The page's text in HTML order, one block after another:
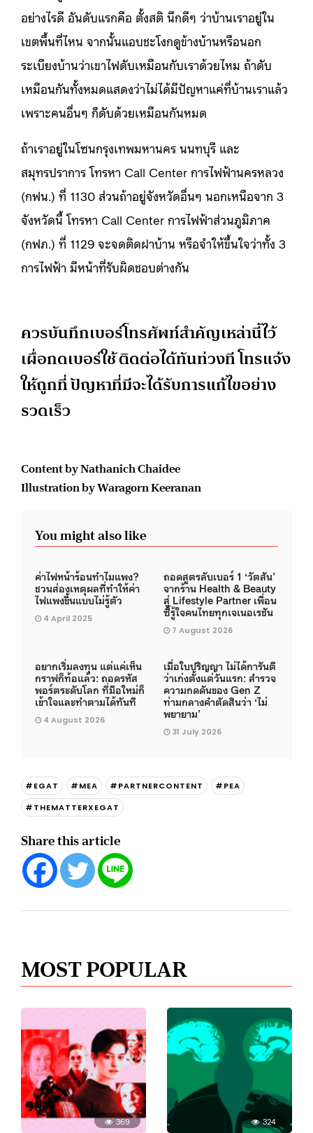
อย่างไรดี อันดับแรกคือ ตั้งสติ นึกดีๆ ว่าบ้านเราอยู่ใน
เขตพื้นที่ไหน จากนั้นแอบชะโงกดูข้างบ้านหรือนอก
ระเบียงบ้านว่าเขาไฟดับเหมือนกับเราด้วยไหม ถ้าดับ
เหมือนกันทั้งหมดแสดงว่าไม่ได้มีปัญหาแค่ที่บ้านเราแล้ว
เพราะคนอื่นๆ ก็ดับด้วยเหมือนกันหมด
ถ้าเราอยู่ในโซนกรุงเทพมหานคร นนทบุรี และ
สมุทรปราการ โทรหา Call Center การไฟฟ้านครหลวง
(กฟน.) ที่ 1130 ส่วนถ้าอยู่จังหวัดอื่นๆ นอกเหนือจาก 3
จังหวัดนี้ โทรหา Call Center การไฟฟ้าส่วนภูมิภาค
(กฟภ.) ที่ 1129 จะจดติดฝาบ้าน หรือจำให้ขึ้นใจว่าทั้ง 3
การไฟฟ้า มีหน้าที่รับผิดชอบต่างกัน
ควรบันทึกเบอร์โทรศัพท์สำคัญเหล่านี้ไว้
เผื่อกดเบอร์ใช้ ติดต่อได้ทันท่วงที โทรแจ้ง
ให้ถูกที่ ปัญหาที่มีจะได้รับการแก้ไขอย่าง
รวดเร็ว
Content by Nathanich Chaidee
Illustration by Waragorn Keeranan
You might also like
ค่าไฟหน้าร้อนทำไมแพง?
ชวนส่องเหตุผลที่ทำให้ค่า
ไฟแพงขึ้นแบบไม่รู้ตัว
4 April 2025
ถอดสูตรลับเบอร์ 1 ‘วัตสัน’
จากร้าน Health & Beauty
สู่ Lifestyle Partner เพื่อน
ซี้รู้ใจคนไทยทุกเจเนอเรชัน
7 August 2026
อยากเริ่มลงทุน แต่แค่เห็น
กราฟก็ท้อแล้ว: ถอดรหัส
พอร์ตระดับโลก ที่มือใหม่ก็
เข้าใจและทำตามได้ทันที
4 August 2026
เมื่อใบปริญญา ไม่ได้การันตี
ว่าเก่งตั้งแต่วันแรก: สำรวจ
ความกดดันของ Gen Z
ท่ามกลางคำตัดสินว่า ‘ไม่
พยายาม’
31 July 2026
#EGAT #MEA #PARTNERCONTENT
#PEA
#THEMATTERXEGAT
Share this article
MOST POPULAR
369 324